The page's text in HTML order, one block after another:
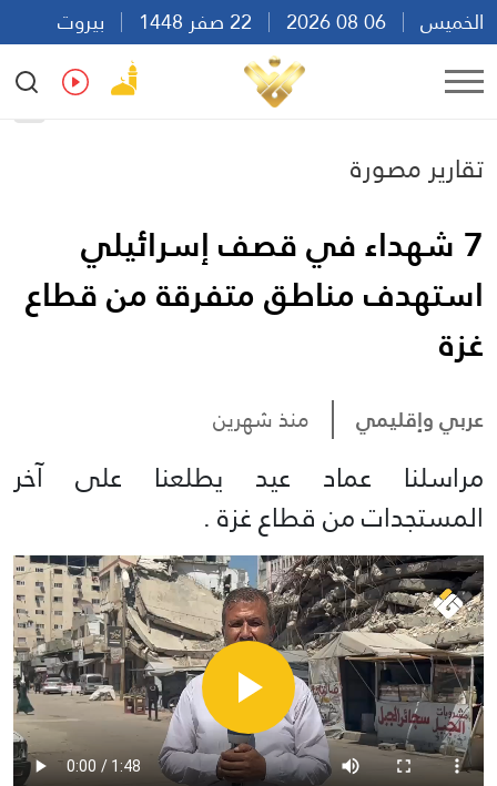
الخميس
بيروت
12:11
Ar
تقارير مصورة
7 شهداء في قصف إسرائيلي
استهدف مناطق متفرقة من قطاع
غزة
عربي وإقليمي منذ شهرين
مراسلنا عماد عيد يطلعنا على آخر
المستجدات من قطاع غزة .